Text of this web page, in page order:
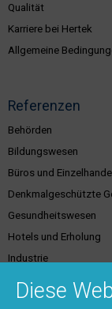
Qualität
Karriere bei Hertek
Allgemeine
Referenzen
Behörden
Bildungswesen
Büros und
Denkmalgeschützte
Gesundheitswesen
Hotels und Erholung
Industrie
Diese